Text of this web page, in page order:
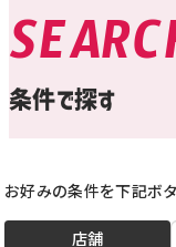
条件で探す
お好みの条件を下記ボ
店舗